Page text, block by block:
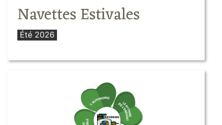
Navettes Estivales
Été 2026